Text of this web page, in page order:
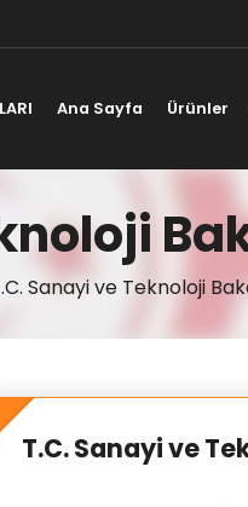
Ana Sayfa Ürünler
Sanayi ve Teknoloji
T.C. Sanayi ve